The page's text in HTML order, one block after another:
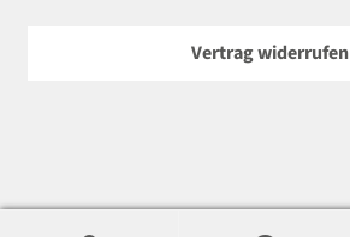
Vertrag widerrufen